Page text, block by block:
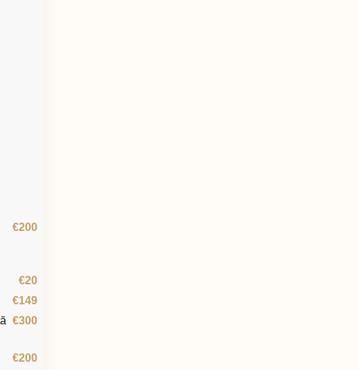
€200
€20
€149
€300
€200